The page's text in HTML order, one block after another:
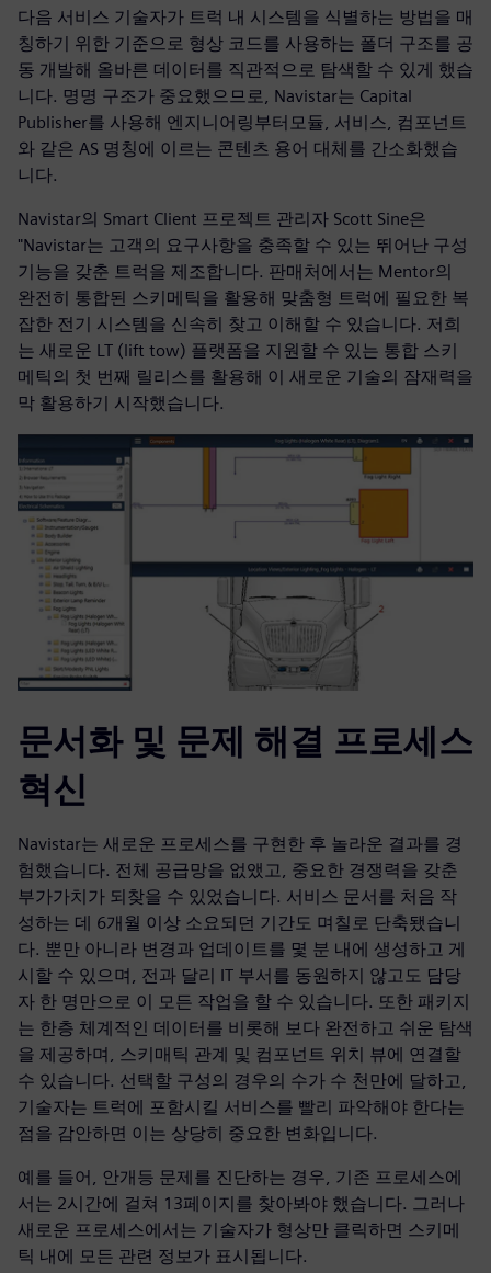
다음 서비스 기술자가 트럭 내 시스템을 식별하는 방법을 매
칭하기 위한 기준으로 형상 코드를 사용하는 폴더 구조를 공
동 개발해 올바른 데이터를 직관적으로 탐색할 수 있게 했습
니다. 명명 구조가 중요했으므로, Navistar는 Capital
Publisher를 사용해 엔지니어링부터모듈, 서비스, 컴포넌트
와 같은 AS 명칭에 이르는 콘텐츠 용어 대체를 간소화했습
니다.
Navistar의 Smart Client 프로젝트 관리자 Scott Sine은
"Navistar는 고객의 요구사항을 충족할 수 있는 뛰어난 구성
기능을 갖춘 트럭을 제조합니다. 판매처에서는 Mentor의
완전히 통합된 스키메틱을 활용해 맞춤형 트럭에 필요한 복
잡한 전기 시스템을 신속히 찾고 이해할 수 있습니다. 저희
는 새로운 LT (lift tow) 플랫폼을 지원할 수 있는 통합 스키
메틱의 첫 번째 릴리스를 활용해 이 새로운 기술의 잠재력을
막 활용하기 시작했습니다.
문서화 및 문제 해결 프로세스
혁신
Navistar는 새로운 프로세스를 구현한 후 놀라운 결과를 경
험했습니다. 전체 공급망을 없앴고, 중요한 경쟁력을 갖춘
부가가치가 되찾을 수 있었습니다. 서비스 문서를 처음 작
성하는 데 6개월 이상 소요되던 기간도 며칠로 단축됐습니
다. 뿐만 아니라 변경과 업데이트를 몇 분 내에 생성하고 게
시할 수 있으며, 전과 달리 IT 부서를 동원하지 않고도 담당
자 한 명만으로 이 모든 작업을 할 수 있습니다. 또한 패키지
는 한층 체계적인 데이터를 비롯해 보다 완전하고 쉬운 탐색
을 제공하며, 스키매틱 관계 및 컴포넌트 위치 뷰에 연결할
수 있습니다. 선택할 구성의 경우의 수가 수 천만에 달하고,
기술자는 트럭에 포함시킬 서비스를 빨리 파악해야 한다는
점을 감안하면 이는 상당히 중요한 변화입니다.
예를 들어, 안개등 문제를 진단하는 경우, 기존 프로세스에
서는 2시간에 걸쳐 13페이지를 찾아봐야 했습니다. 그러나
새로운 프로세스에서는 기술자가 형상만 클릭하면 스키메
틱 내에 모든 관련 정보가 표시됩니다.